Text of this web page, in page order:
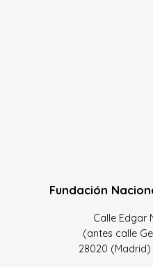
Fundación
Calle Edgar
(antes calle
28020 (Madrid)